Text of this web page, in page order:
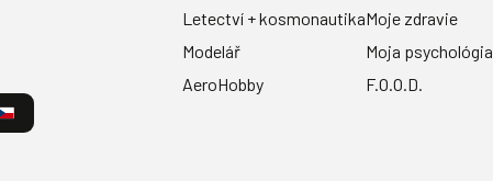
Letectví + kosmonautika
Modelář
AeroHobby
Moje zdravie
Moja psychológia
F.O.O.D.